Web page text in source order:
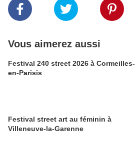
Vous aimerez aussi
Festival 240 street 2026 à Cormeilles-
en-Parisis
Festival street art au féminin à
Villeneuve-la-Garenne